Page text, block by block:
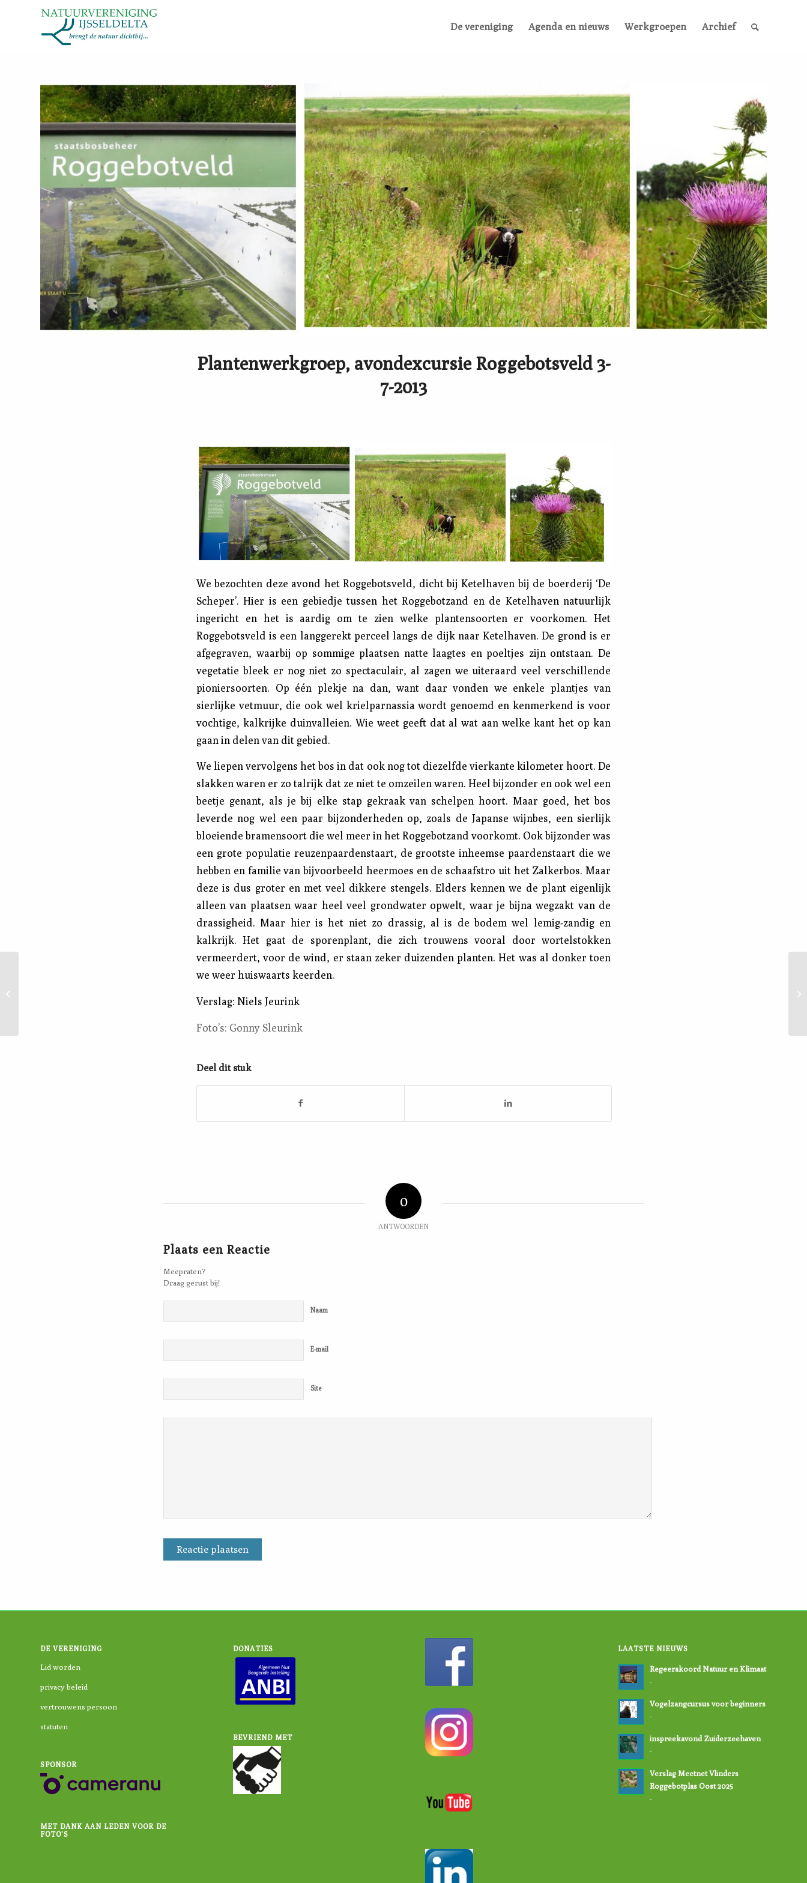
De vereniging Agenda en nieuws Werkgroepen Archief
Plantenwerkgroep, avondexcursie Roggebotsveld 3-
7-2013
We bezochten deze avond het Roggebotsveld, dicht bij Ketelhaven bij de boerderij ‘De
Scheper’. Hier is een gebiedje tussen het Roggebotzand en de Ketelhaven natuurlijk
ingericht en het is aardig om te zien welke plantensoorten er voorkomen. Het
Roggebotsveld is een langgerekt perceel langs de dijk naar Ketelhaven. De grond is er
afgegraven, waarbij op sommige plaatsen natte laagtes en poeltjes zijn ontstaan. De
vegetatie bleek er nog niet zo spectaculair, al zagen we uiteraard veel verschillende
pioniersoorten. Op één plekje na dan, want daar vonden we enkele plantjes van
sierlijke vetmuur, die ook wel krielparnassia wordt genoemd en kenmerkend is voor
vochtige, kalkrijke duinvalleien. Wie weet geeft dat al wat aan welke kant het op kan
gaan in delen van dit gebied.
We liepen vervolgens het bos in dat ook nog tot diezelfde vierkante kilometer hoort. De
slakken waren er zo talrijk dat ze niet te omzeilen waren. Heel bijzonder en ook wel een
beetje genant, als je bij elke stap gekraak van schelpen hoort. Maar goed, het bos
leverde nog wel een paar bijzonderheden op, zoals de Japanse wijnbes, een sierlijk
bloeiende bramensoort die wel meer in het Roggebotzand voorkomt. Ook bijzonder was
een grote populatie reuzenpaardenstaart, de grootste inheemse paardenstaart die we
hebben en familie van bijvoorbeeld heermoes en de schaafstro uit het Zalkerbos. Maar
deze is dus groter en met veel dikkere stengels. Elders kennen we de plant eigenlijk
alleen van plaatsen waar heel veel grondwater opwelt, waar je bijna wegzakt van de
drassigheid. Maar hier is het niet zo drassig, al is de bodem wel lemig-zandig en
kalkrijk. Het gaat de sporenplant, die zich trouwens vooral door wortelstokken
vermeerdert, voor de wind, er staan zeker duizenden planten. Het was al donker toen
we weer huiswaarts keerden.
Verslag: Niels Jeurink
Foto’s: Gonny Sleurink
Deel dit stuk
0
ANTWOORDEN
Plaats een Reactie
Meepraten?
Draag gerust bij!
Naam
E-mail
Site
DE VERENIGING
Lid worden
privacy beleid
vertrouwens persoon
statuten
SPONSOR
MET DANK AAN LEDEN VOOR DE
FOTO’S
DONATIES
BEVRIEND MET
LAATSTE NIEUWS
Regeerakoord Natuur en Klimaat
-
Vogelzangcursus voor beginners
-
inspreekavond Zuiderzeehaven
-
Verslag Meetnet Vlinders
Roggebotplas Oost 2025
-